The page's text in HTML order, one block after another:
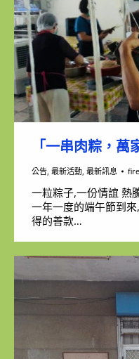
「一串肉粽，
公告, 最新活動, 最新訊息
一粒粽子,一份情誼 熱
一年一度的端午節到
得的善款…